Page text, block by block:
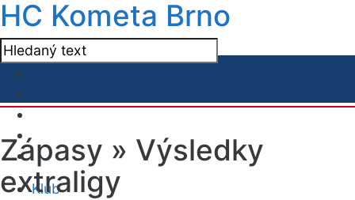
HC Kometa Brno
Klub
Zápasy » Výsledky
extraligy